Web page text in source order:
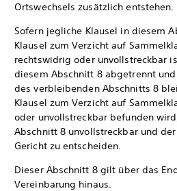
Ortswechsels zusätzlich entstehen.
Sofern jegliche Klausel in diesem
Klausel zum Verzicht auf
rechtswidrig oder unvollstreckbar
diesem Abschnitt 8 abgetrennt
des verbleibenden Abschnitts 8
Klausel zum Verzicht auf
oder unvollstreckbar befunden
Abschnitt 8 unvollstreckbar und
Gericht zu entscheiden.
Dieser Abschnitt 8 gilt über das
Vereinbarung hinaus.